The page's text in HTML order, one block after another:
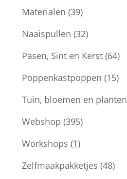
Materialen (39)
Naaispullen (32)
Pasen, Sint en Kerst (64)
Poppenkastpoppen (15)
Tuin, bloemen en planten
Webshop (395)
Workshops (1)
Zelfmaakpakketjes (48)